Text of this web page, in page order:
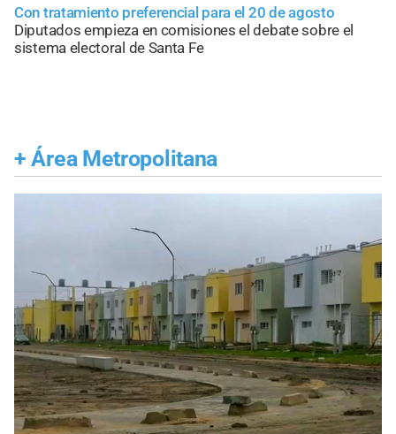
Con tratamiento preferencial para el 20 de agosto
Diputados empieza en comisiones el debate sobre el
sistema electoral de Santa Fe
+ Área Metropolitana